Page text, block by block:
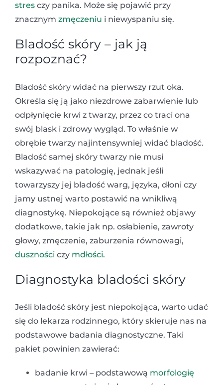
stres czy panika. Może się pojawić przy
znacznym zmęczeniu i niewyspaniu się.
Bladość skóry – jak ją
rozpoznać?
Bladość skóry widać na pierwszy rzut oka.
Określa się ją jako niezdrowe zabarwienie lub
odpłynięcie krwi z twarzy, przez co traci ona
swój blask i zdrowy wygląd. To właśnie w
obrębie twarzy najintensywniej widać bladość.
Bladość samej skóry twarzy nie musi
wskazywać na patologię, jednak jeśli
towarzyszy jej bladość warg, języka, dłoni czy
jamy ustnej warto postawić na wnikliwą
diagnostykę. Niepokojące są również objawy
dodatkowe, takie jak np. osłabienie, zawroty
głowy, zmęczenie, zaburzenia równowagi,
duszności czy mdłości.
Diagnostyka bladości skóry
Jeśli bladość skóry jest niepokojąca, warto udać
się do lekarza rodzinnego, który skieruje nas na
podstawowe badania diagnostyczne. Taki
pakiet powinien zawierać:
badanie krwi – podstawową morfologię